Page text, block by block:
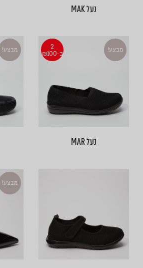
נעל MAK
2
ב-₪100
מבצע!
נעל MAR
מבצע!
מבצע!